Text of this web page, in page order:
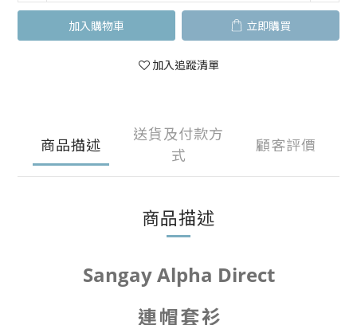
加入購物車 立即購買
加入追蹤清單
商品描述
送貨及付款方
式
顧客評價
商品描述
Sangay Alpha Direct
連帽套衫